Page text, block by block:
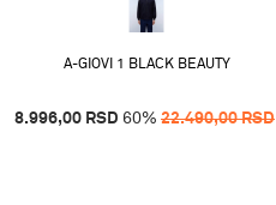
A-GIOVI 1 BLACK BEAUTY
8.996,00 RSD 60% 22.490,00RSD